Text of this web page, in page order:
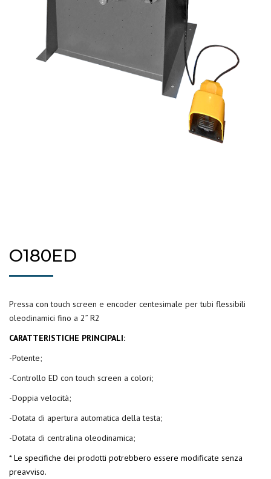
O180ED
Pressa con touch screen e encoder centesimale per tubi flessibili
oleodinamici fino a 2” R2
CARATTERISTICHE PRINCIPALI:
-Potente;
-Controllo ED con touch screen a colori;
-Doppia velocità;
-Dotata di apertura automatica della testa;
-Dotata di centralina oleodinamica;
* Le specifiche dei prodotti potrebbero essere modificate senza
preavviso.